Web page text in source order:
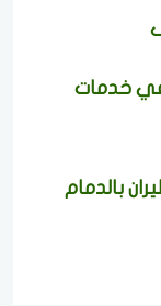
في خدمات
بالدمام